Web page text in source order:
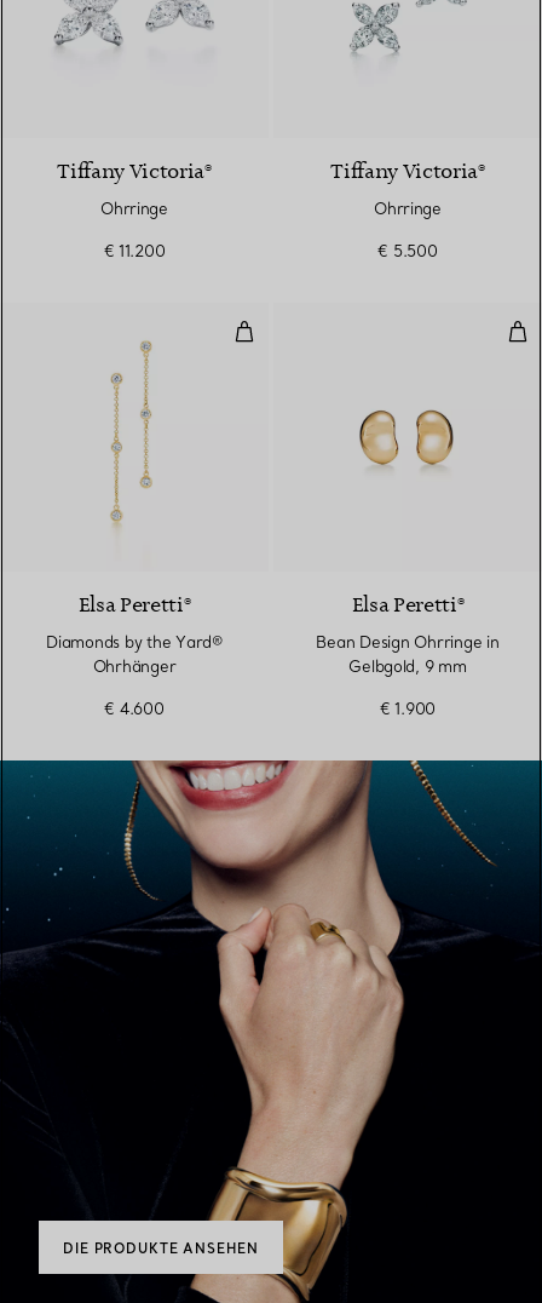
Tiffany Victoria®
Ohrringe
€ 11.200
Tiffany Victoria®
Ohrringe
€ 5.500
Diamonds by the Yard®
Elsa Peretti®
Diamonds by the Yard®
Ohrhänger
€ 4.600
Elsa Peretti®
Bean Design Ohrringe in
Gelbgold, 9 mm
€ 1.900
DIE PRODUKTE ANSEHEN